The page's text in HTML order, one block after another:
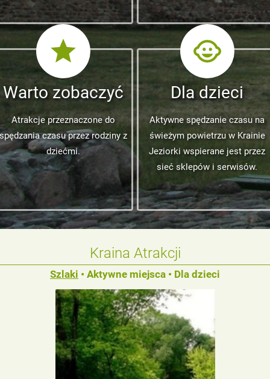
Warto zobaczyć
Atrakcje przeznaczone do
czasu przez rodziny z
dziećmi.
Dla dzieci
Aktywne spędzanie czasu na
świeżym powietrzu w Krainie
Jeziorki wspierane jest przez
sieć sklepów i serwisów.
Kraina Atrakcji
Szlaki • Aktywne miejsca • Dla dzieci